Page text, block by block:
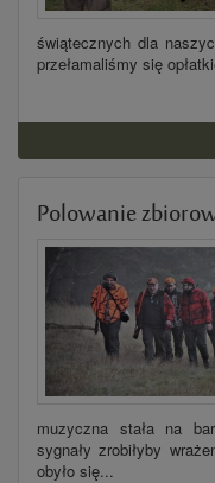
świątecznych dla
przełamaliśmy się
Polowanie
muzyczna stała na
sygnały zrobiłyby
obyło się...